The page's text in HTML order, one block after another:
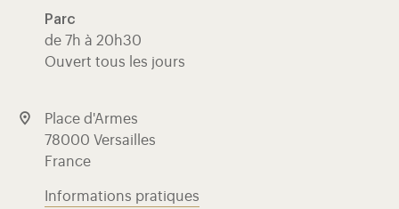
Parc
de 7h à 20h30
Ouvert tous les jours
Place d'Armes
78000 Versailles
France
Informations pratiques